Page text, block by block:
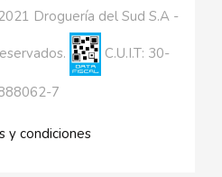
Droguería del Sud S.A -
C.U.I.T: 30-
7
y condiciones